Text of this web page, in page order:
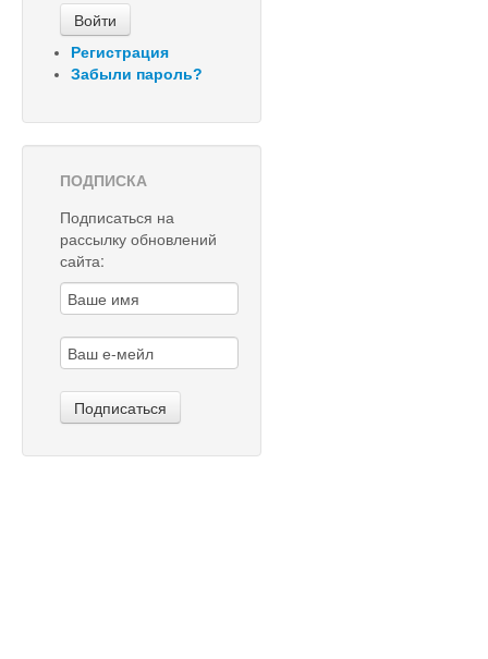
Регистрация
Забыли пароль?
ПОДПИСКА
Подписаться на
рассылку обновлений
сайта: